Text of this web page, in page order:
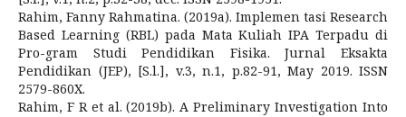
Rahim, Fanny Rahmatina. (2019a). Implemen tasi Research
Based Learning (RBL) pada Mata Kuliah IPA Terpadu di
Pro-gram Studi Pendidikan Fisika. Jurnal Eksakta
Pendidikan (JEP), [S.l.], v.3, n.1, p.82-91, May 2019. ISSN
2579-860X.
Rahim, F R et al. (2019b). A Preliminary Investigation Into